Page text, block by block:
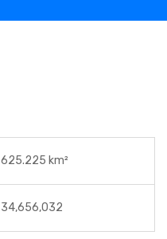
625.225 km²
34,656,032